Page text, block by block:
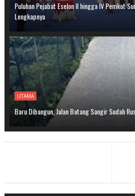
Puluhan Pejabat Eselon II hingga IV Pemkot
Lengkapnya
UTAMA
Baru Dibangun, Jalan Batang Sangir Sudah